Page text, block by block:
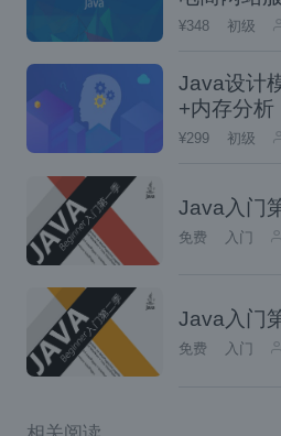
2.拉链法
把冲突值变成一个链表加
拉链法也有缺点，就是链
的时候，查找的性能变得
散列表实现
public
¥348 初级
Java设计
+内存分析
¥299 初级
Java入门
免费 入门
Java入门
免费 入门